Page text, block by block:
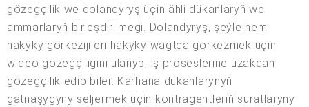
gözegçilik we dolandyryş üçin ähli dükanlaryň we
ammarlaryň birleşdirilmegi. Dolandyryş, şeýle hem
hakyky görkezijileri hakyky wagtda görkezmek üçin
wideo gözegçiligini ulanyp, iş proseslerine uzakdan
gözegçilik edip biler. Kärhana dükanlarynyň
gatnaşygyny seljermek üçin kontragentleriň suratlaryny